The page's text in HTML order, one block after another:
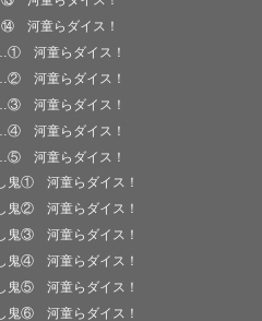
河童らダイス！
河童らダイス！
河童らダイス！
河童らダイス！
河童らダイス！
河童らダイス！
鬼① 河童らダイス！
鬼② 河童らダイス！
鬼③ 河童らダイス！
鬼④ 河童らダイス！
鬼⑤ 河童らダイス！
鬼⑥ 河童らダイス！